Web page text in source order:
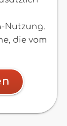
Nutzung.
die vom